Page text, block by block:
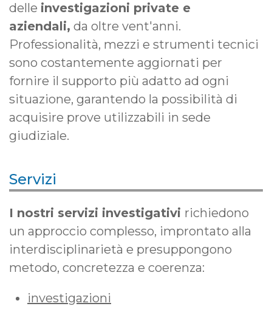
delle investigazioni private e
aziendali, da oltre vent'anni.
Professionalità, mezzi e strumenti tecnici
sono costantemente aggiornati per
fornire il supporto più adatto ad ogni
situazione, garantendo la possibilità di
acquisire prove utilizzabili in sede
giudiziale.
Servizi
I nostri servizi investigativi richiedono
un approccio complesso, improntato alla
interdisciplinarietà e presuppongono
metodo, concretezza e coerenza:
investigazioni